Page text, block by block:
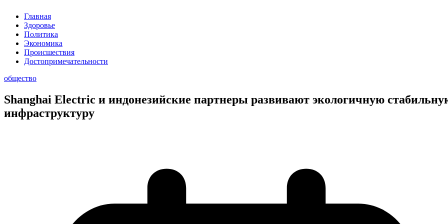
Главная
Здоровье
Политика
Экономика
Происшествия
Достопримечательности
общество
Shanghai Electric и индонезийские партнеры развивают экологичную
инфраструктуру